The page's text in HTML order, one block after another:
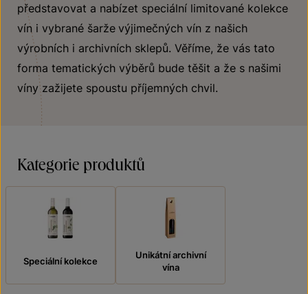
představovat a nabízet speciální limitované kolekce
vín i vybrané šarže výjimečných vín z našich
výrobních i archivních sklepů. Věříme, že vás tato
forma tematických výběrů bude těšit a že s našimi
víny zažijete spoustu příjemných chvil.
Kategorie produktů
Speciální kolekce
Unikátní archivní
vína